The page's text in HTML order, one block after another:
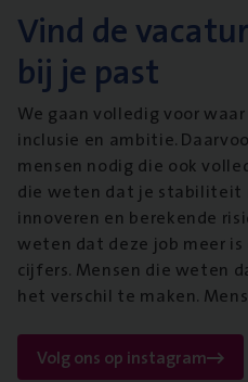
Vind de
bij je past
We gaan volledig voor
inclusie en ambitie.
mensen nodig die ook
die weten dat je stabiliteit
innoveren en berekende
weten dat deze job meer
cijfers. Mensen die weten
het verschil te maken.
Volg ons op instagram